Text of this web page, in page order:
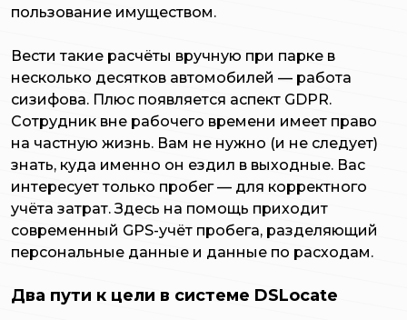
пользование имуществом.
Вести такие расчёты вручную при парке в
несколько десятков автомобилей — работа
сизифова. Плюс появляется аспект GDPR.
Сотрудник вне рабочего времени имеет право
на частную жизнь. Вам не нужно (и не следует)
знать, куда именно он ездил в выходные. Вас
интересует только пробег — для корректного
учёта затрат. Здесь на помощь приходит
современный GPS-учёт пробега, разделяющий
персональные данные и данные по расходам.
Два пути к цели в системе DSLocate